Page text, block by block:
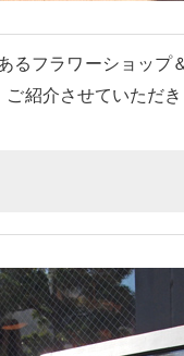
るフラワーショップ
ご紹介させていただ